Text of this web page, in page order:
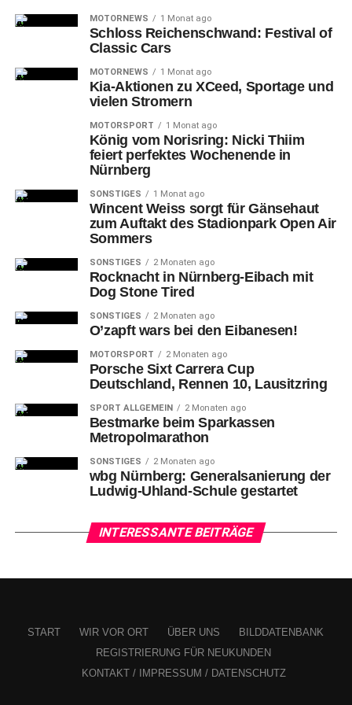
Jessica Wagner gewann bei der Verlosung den ersten Preis und bekam
von Marco Ploch (links – Leiter Gesamtverkauf Neue Automobile) von
für ein Wochenende fahren zu dürfen
Ort gab es Verpflegungsstände von Ferdin und
Tucher sowie einen mobilen Eisverkauf.
MOTORNEWS 1 Monat ago
Schloss Reichenschwand: Festival of
Classic Cars
MOTORNEWS 1 Monat ago
Kia-Aktionen zu XCeed, Sportage und
vielen Stromern
MOTORSPORT 1 Monat ago
König vom Norisring: Nicki Thiim
feiert perfektes Wochenende in
Nürnberg
SONSTIGES 1 Monat ago
Wincent Weiss sorgt für Gänsehaut
zum Auftakt des Stadionpark Open Air
Sommers
SONSTIGES 2 Monaten ago
Rocknacht in Nürnberg-Eibach mit
Dog Stone Tired
SONSTIGES 2 Monaten ago
O’zapft wars bei den Eibanesen!
MOTORSPORT 2 Monaten ago
Porsche Sixt Carrera Cup
Deutschland, Rennen 10, Lausitzring
SPORT ALLGEMEIN 2 Monaten ago
Bestmarke beim Sparkassen
Metropolmarathon
SONSTIGES 2 Monaten ago
wbg Nürnberg: Generalsanierung der
Ludwig-Uhland-Schule gestartet
INTERESSANTE BEITRÄGE
START WIR VOR ORT ÜBER UNS
BILDDATENBANK
REGISTRIERUNG FÜR NEUKUNDEN
KONTAKT / IMPRESSUM / DATENSCHUTZ